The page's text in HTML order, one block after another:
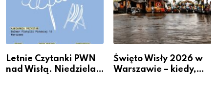
Letnie Czytanki PWN
nad Wisłą. Niedziela z
Święto Wisły 2026 w
Warszawie – kiedy,